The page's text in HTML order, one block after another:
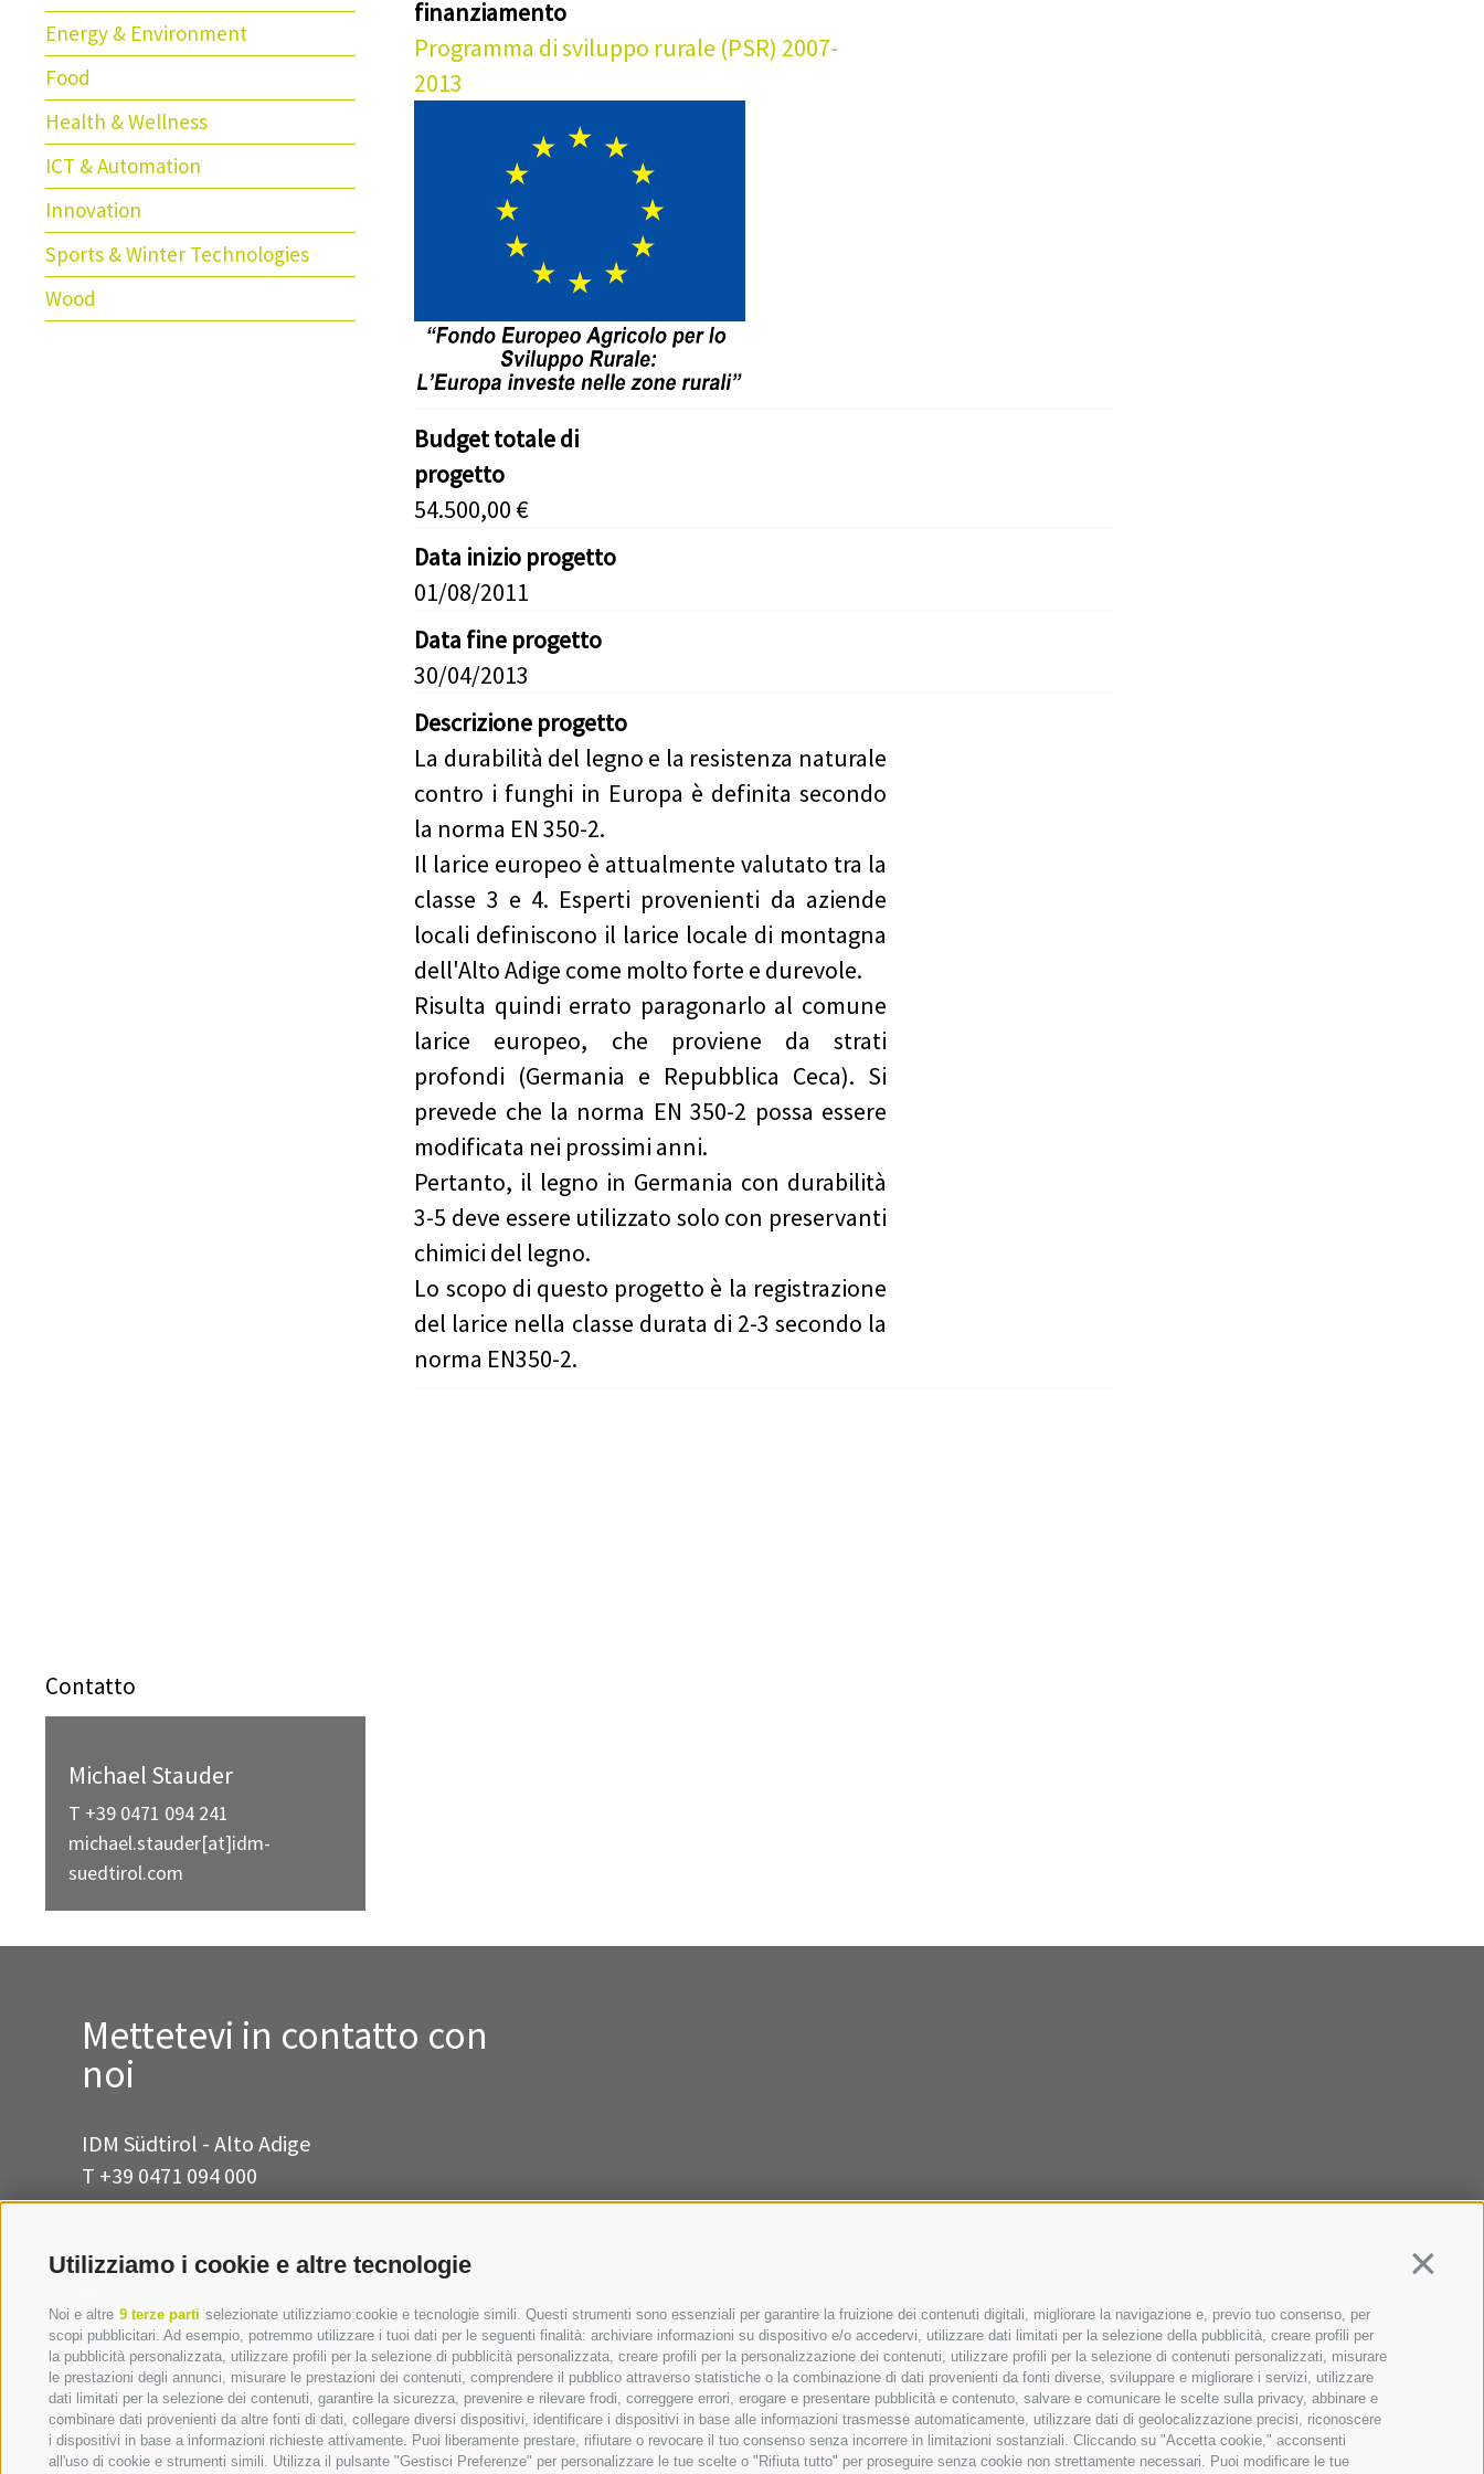
Utilizziamo i cookie e altre tecnologie
Noi e altre 9 terze parti selezionate utilizziamo cookie e tecnologie simili. Questi strumenti sono essenziali per garantire la fruizione dei contenuti digitali, migliorare la navigazione e, previo tuo consenso, per
scopi pubblicitari. Ad esempio, potremmo utilizzare i tuoi dati per le seguenti finalità: archiviare informazioni su dispositivo e/o accedervi, utilizzare dati limitati per la selezione della pubblicità, creare profili per
la pubblicità personalizzata, utilizzare profili per la selezione di pubblicità personalizzata, creare profili per la personalizzazione dei contenuti, utilizzare profili per la selezione di contenuti personalizzati, misurare
le prestazioni degli annunci, misurare le prestazioni dei contenuti, comprendere il pubblico attraverso statistiche o la combinazione di dati provenienti da fonti diverse, sviluppare e migliorare i servizi, utilizzare
dati limitati per la selezione dei contenuti, garantire la sicurezza, prevenire e rilevare frodi, correggere errori, erogare e presentare pubblicità e contenuto, salvare e comunicare le scelte sulla privacy, abbinare e
combinare dati provenienti da altre fonti di dati, collegare diversi dispositivi, identificare i dispositivi in base alle informazioni trasmesse automaticamente, utilizzare dati di geolocalizzazione precisi, riconoscere
i dispositivi in base a informazioni richieste attivamente. Puoi liberamente prestare, rifiutare o revocare il tuo consenso senza incorrere in limitazioni sostanziali. Cliccando su "Accetta cookie," acconsenti
all'uso di cookie e strumenti simili. Utilizza il pulsante "Gestisci Preferenze" per personalizzare le tue scelte o "Rifiuta tutto" per proseguire senza cookie non strettamente necessari. Puoi modificare le tue
Energy & Environment
Food
Health & Wellness
ICT & Automation
Innovation
Sports & Winter Technologies
Wood
finanziamento
Programma di sviluppo rurale (PSR) 2007-
2013
Budget totale di
progetto
54.500,00 €
Data inizio progetto
01/08/2011
Data fine progetto
30/04/2013
Descrizione progetto
La durabilità del legno e la resistenza naturale
contro i funghi in Europa è definita secondo
la norma EN 350-2.
Il larice europeo è attualmente valutato tra la
classe 3 e 4. Esperti provenienti da aziende
locali definiscono il larice locale di montagna
dell'Alto Adige come molto forte e durevole.
Risulta quindi errato paragonarlo al comune
larice europeo, che proviene da strati
profondi (Germania e Repubblica Ceca). Si
prevede che la norma EN 350-2 possa essere
modificata nei prossimi anni.
Pertanto, il legno in Germania con durabilità
3-5 deve essere utilizzato solo con preservanti
chimici del legno.
Lo scopo di questo progetto è la registrazione
del larice nella classe durata di 2-3 secondo la
norma EN350-2.
Contatto
Michael Stauder
T +39 0471 094 241
michael.stauder[at]idm-
suedtirol.com
Mettetevi in contatto con
noi
IDM Südtirol - Alto Adige
T +39 0471 094 000
info[at]idm-suedtirol.com
DOVE SIAMO